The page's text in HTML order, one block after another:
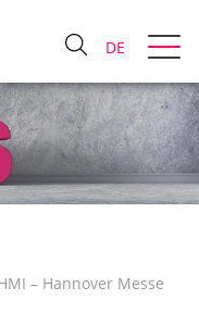
DE
– Hannover Messe